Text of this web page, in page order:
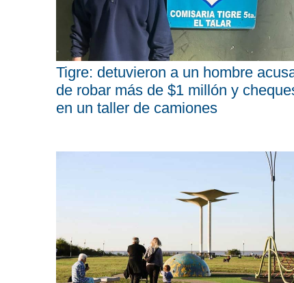
Tigre: detuvieron a un hombre
de robar más de $1 millón y
en un taller de camiones